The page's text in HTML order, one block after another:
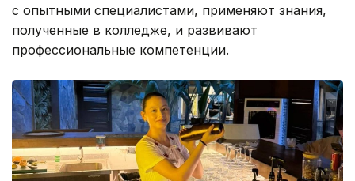
с опытными специалистами, применяют знания,
полученные в колледже, и развивают
профессиональные компетенции.